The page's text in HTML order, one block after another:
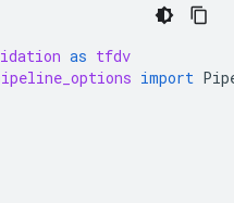
as tfdv
import